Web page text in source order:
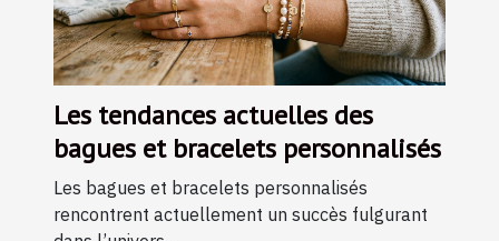
Les tendances actuelles des
bagues et bracelets personnalisés
Les bagues et bracelets personnalisés
rencontrent actuellement un succès fulgurant